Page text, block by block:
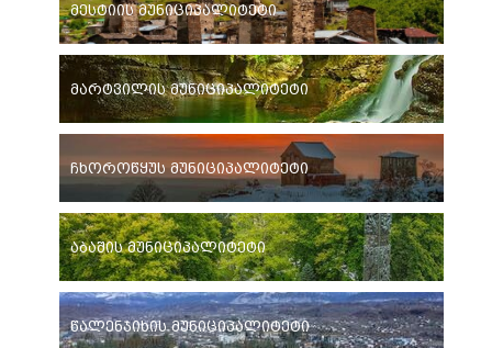
მესტიის მუნიციპალიტეტი
მარტვილის მუნიციპალიტეტი
ჩხოროწყუს მუნიციპალიტეტი
აბაშის მუნიციპალიტეტი
წალენჯიხის მუნიციპალიტეტი